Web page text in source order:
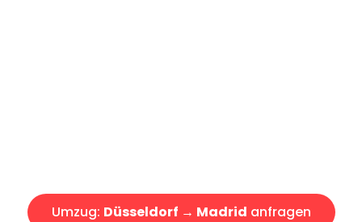
Umzug: Düsseldorf → Madrid anfragen